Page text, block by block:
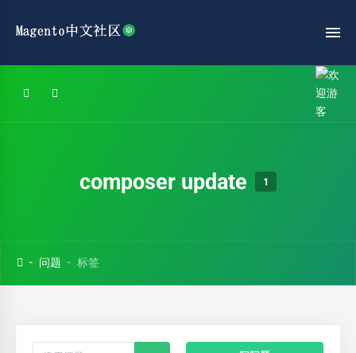
composer update 1
问题 标签